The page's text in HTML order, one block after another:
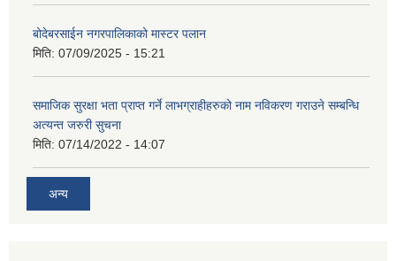
बोदेबरसाईन नगरपालिकाको मास्टर पलान
मिति: 07/09/2025 - 15:21
समाजिक सुरक्षा भता प्राप्त गर्ने लाभग्राहीहरुको नाम नविकरण गराउने सम्बन्धि
अत्यन्त जरुरी सुचना
मिति: 07/14/2022 - 14:07
अन्य